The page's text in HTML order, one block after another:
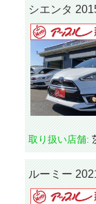
シエンタ
取り扱い店舗:
ルーミー